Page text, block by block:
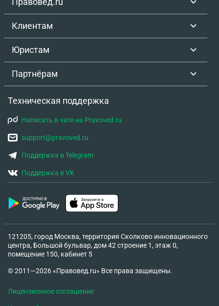
Клиентам
Юристам
Партнёрам
Техническая поддержка
Написать в чате на Pravoved.ru
support@pravoved.ru
Поддержка в Telegram
Поддержка в VK
121205, город Москва, территория Сколково инновационного
центра, Большой бульвар, дом 42 строение 1, этаж 0,
помещение 150, кабинет 5
© 2011—2026 «Правовед.ru» Все права защищены.
Лицензионное соглашение